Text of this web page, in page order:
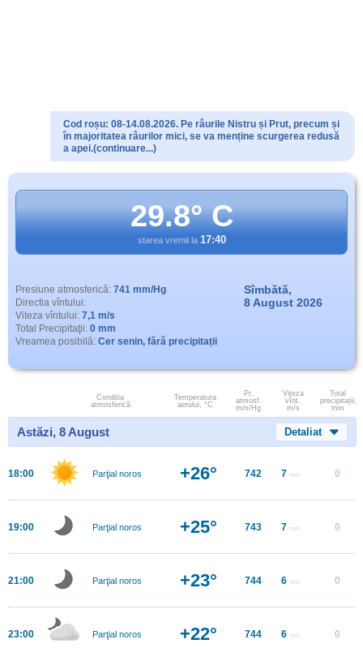
Cod roșu: 08-14.08.2026. Pe râurile Nistru și Prut, precum și
în majoritatea râurilor mici, se va menține scurgerea redusă
a apei.(continuare...)
29.8° C
starea vremii la 17:40
Presiune atmosferică: 741 mm/Hg
Directia vîntului:
Viteza vîntului: 7,1 m/s
Total Precipitaţii: 0 mm
Vreamea posibilă: Cer senin, fără precipitații
Sîmbătă,
8 August 2026
Conditia
atmosferică
Temperatura
aerului, °C
Pr.
atmosf.
mm/Hg
Viteza
vînt.
m/s
Total
precipitații,
mm
Astăzi, 8 August Detaliat
18:00 Parţial noros +26° 742 7 m/s 0
19:00 Parţial noros +25° 743 7 m/s 0
21:00 Parţial noros +23° 744 6 m/s 0
23:00 Parţial noros +22° 744 6 m/s 0